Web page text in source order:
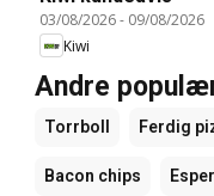
03/08/2026- 09/08/2026
Kiwi
Andre
Torrboll Ferdig
Bacon chips